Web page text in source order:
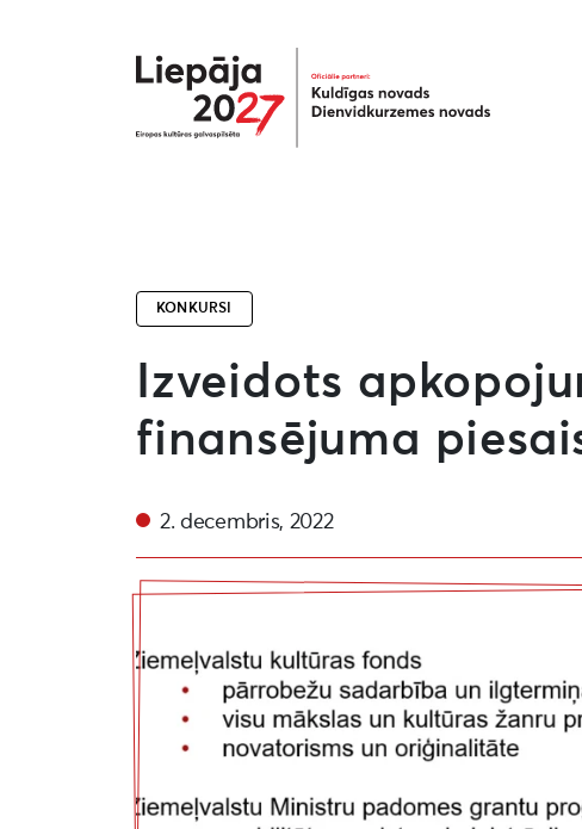
Liepāja2027
KONKURSI
Izveidots
finansējuma
2. decembris, 2022